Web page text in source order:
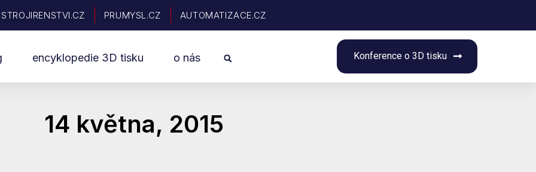
STROJIRENSTVI.CZ PRUMYSL.CZ AUTOMATIZACE.CZ
encyklopedie 3D tisku o nás Konference o 3D tisku
14 května, 2015